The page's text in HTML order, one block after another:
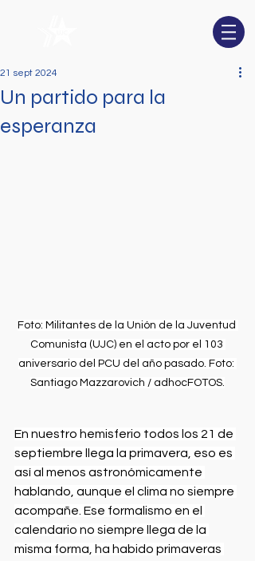
Un partido para la
esperanza
21 sept 2024
Foto: Militantes de la Unión de la Juventud
Comunista (UJC) en el acto por el 103
aniversario del PCU del año pasado. Foto:
Santiago Mazzarovich / adhocFOTOS.
En nuestro hemisferio todos los 21 de
septiembre llega la primavera, eso es
así al menos astronómicamente
hablando, aunque el clima no siempre
acompañe. Ese formalismo en el
calendario no siempre llega de la
misma forma, ha habido primaveras